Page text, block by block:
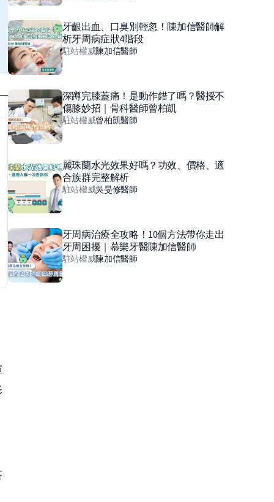
牙齦出血、口臭別輕忽！陳加信醫師解
析牙周病症狀4階段
駐站權威陳加信醫師
深蹲完膝蓋痛！是動作錯了嗎？醫授不
傷膝妙招｜骨科醫師曾柏凱
駐站權威曾柏凱醫師
麗珠蘭水光效果好嗎？功效、價格、適
合族群完整解析
駐站權威吳旻修醫師
牙周病治療全攻略！10個方法帶你走出
牙周困擾｜慕樂牙醫陳加信醫師
駐站權威陳加信醫師